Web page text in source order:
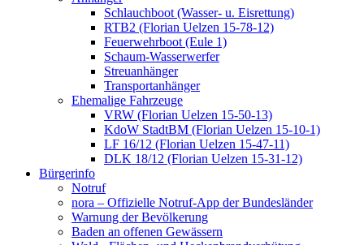
Schlauchboot (Wasser- u. Eisrettung)
RTB2 (Florian Uelzen 15-78-12)
Feuerwehrboot (Eule 1)
Schaum-Wasserwerfer
Streuanhänger
Transportanhänger
Ehemalige Fahrzeuge
VRW (Florian Uelzen 15-50-13)
KdoW StadtBM (Florian Uelzen 15-10-1)
LF 16/12 (Florian Uelzen 15-47-11)
DLK 18/12 (Florian Uelzen 15-31-12)
Bürgerinfo
Notruf
nora – Offizielle Notruf-App der Bundesländer
Warnung der Bevölkerung
Baden an offenen Gewässern